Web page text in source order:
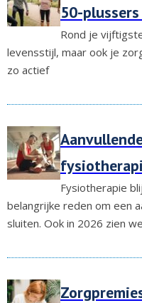
50-
Rond je
levensstijl, maar ook je
zo actief
Fysiotherapie
belangrijke reden om een
sluiten. Ook in 2026 zien we